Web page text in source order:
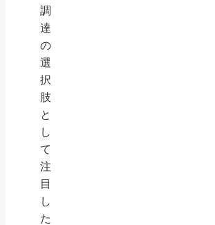
調
達
の
選
択
肢
と
し
て
注
目
し
た